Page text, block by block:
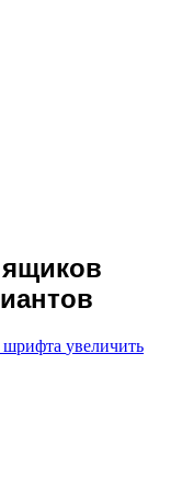
ящиков
шрифта увеличить